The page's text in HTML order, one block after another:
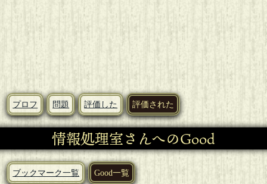
プロフ 問題 評価した 評価された
情報処理室さんへのGood
ブックマーク一覧 Good一覧